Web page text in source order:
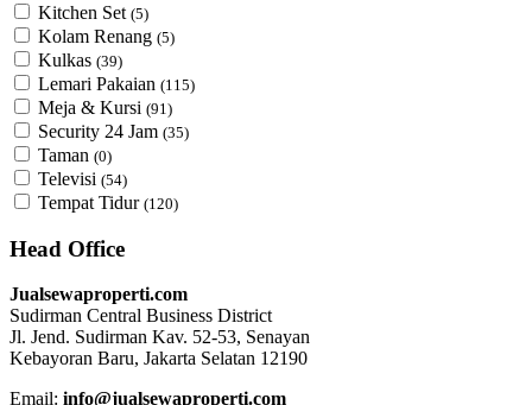
Kitchen Set (5)
Kolam Renang (5)
Kulkas (39)
Lemari Pakaian (115)
Meja & Kursi (91)
Security 24 Jam (35)
Taman (0)
Televisi (54)
Tempat Tidur (120)
Head Office
Jualsewaproperti.com
Sudirman Central Business District
Jl. Jend. Sudirman Kav. 52-53, Senayan
Kebayoran Baru, Jakarta Selatan 12190
Email: info@jualsewaproperti.com